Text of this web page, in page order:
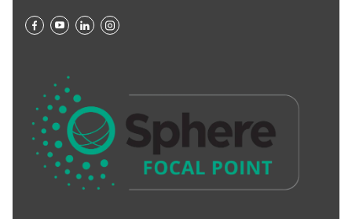
26.09.2025 09:23
Yevgeniya Zolotko
23.08.2025 19:03
500₴
Благодійна допомога